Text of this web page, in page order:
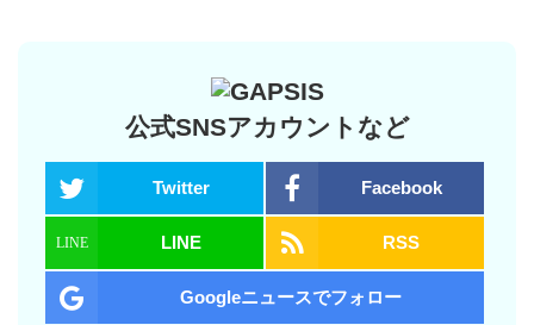
公式SNSアカウントなど
Twitter Facebook
LINE RSS
Googleニュースでフォロー